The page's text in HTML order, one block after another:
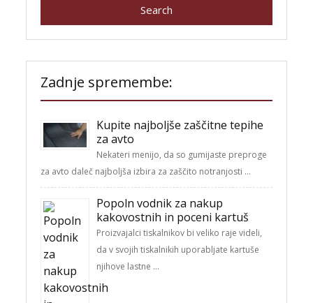
Zadnje spremembe:
Kupite najboljše zaščitne tepihe
za avto
Nekateri menijo, da so gumijaste preproge
za avto daleč najboljša izbira za zaščito notranjosti …
Popoln vodnik za nakup
kakovostnih in poceni kartuš
Proizvajalci tiskalnikov bi veliko raje videli,
da v svojih tiskalnikih uporabljate kartuše
njihove lastne …